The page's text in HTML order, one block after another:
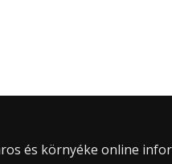
és környéke online